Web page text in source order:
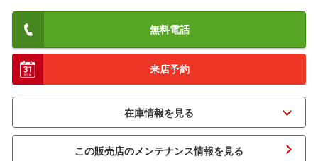
無料電話
来店予約
この販売店のメンテナンス情報を見る